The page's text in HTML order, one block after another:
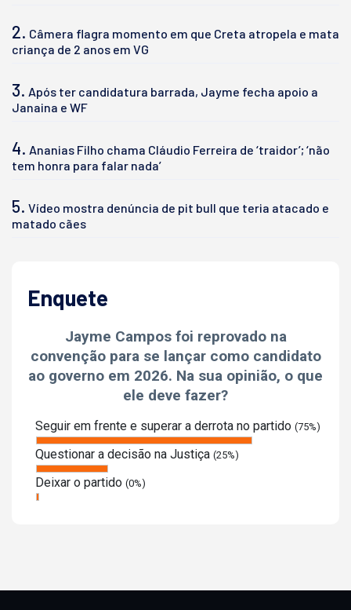
2. Câmera flagra momento em que Creta atropela e mata
criança de 2 anos em VG
3. Após ter candidatura barrada, Jayme fecha apoio a
Janaina e WF
4. Ananias Filho chama Cláudio Ferreira de ‘traidor’; ‘não
tem honra para falar nada’
5. Vídeo mostra denúncia de pit bull que teria atacado e
matado cães
Enquete
Jayme Campos foi reprovado na
convenção para se lançar como candidato
ao governo em 2026. Na sua opinião, o que
ele deve fazer?
Seguir em frente e superar a derrota no partido (75%)
Questionar a decisão na Justiça (25%)
Deixar o partido (0%)